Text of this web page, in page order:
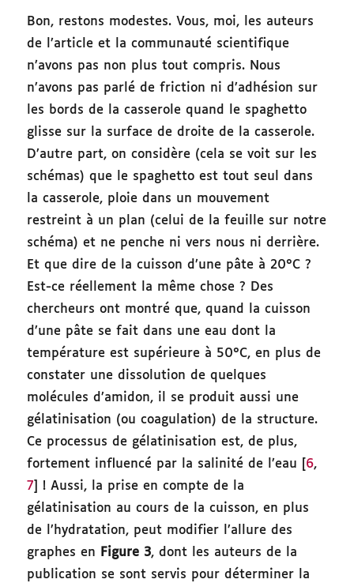
Bon, restons modestes. Vous, moi, les auteurs
de l’article et la communauté scientifique
n’avons pas non plus tout compris. Nous
n’avons pas parlé de friction ni d’adhésion sur
les bords de la casserole quand le spaghetto
glisse sur la surface de droite de la casserole.
D’autre part, on considère (cela se voit sur les
schémas) que le spaghetto est tout seul dans
la casserole, ploie dans un mouvement
restreint à un plan (celui de la feuille sur notre
schéma) et ne penche ni vers nous ni derrière.
Et que dire de la cuisson d’une pâte à 20°C ?
Est-ce réellement la même chose ? Des
chercheurs ont montré que, quand la cuisson
d’une pâte se fait dans une eau dont la
température est supérieure à 50°C, en plus de
constater une dissolution de quelques
molécules d’amidon, il se produit aussi une
gélatinisation (ou coagulation) de la structure.
Ce processus de gélatinisation est, de plus,
fortement influencé par la salinité de l’eau [ 6,
7 ] ! Aussi, la prise en compte de la
gélatinisation au cours de la cuisson, en plus
de l’hydratation, peut modifier l’allure des
graphes en
Figure 3, dont les auteurs de la
publication se sont servis pour déterminer la